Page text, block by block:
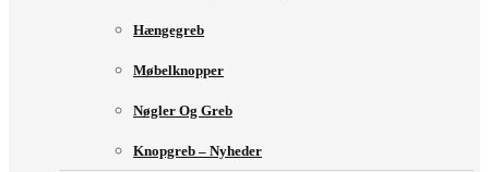
Hængegreb
Møbelknopper
Nøgler Og Greb
Knopgreb – Nyheder